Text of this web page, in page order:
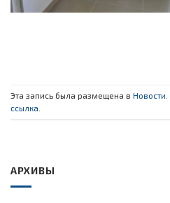
Эта запись была размещена в Новости
ссылка
АРХИВЫ